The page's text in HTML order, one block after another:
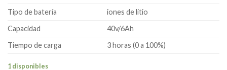
Tipo de batería
iones de litio
Capacidad
40v/6Ah
Tiempo de carga
3 horas (0 a 100%)
1 disponibles